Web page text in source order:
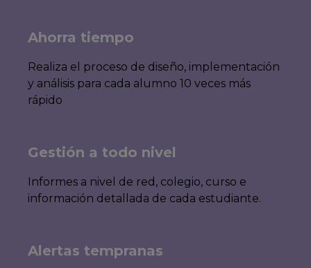
Ahorra tiempo
Realiza el proceso de diseño, implementación
y análisis para cada alumno 10 veces más
rápido
Gestión a todo nivel
Informes a nivel de red, colegio, curso e
información detallada de cada estudiante.
Alertas tempranas